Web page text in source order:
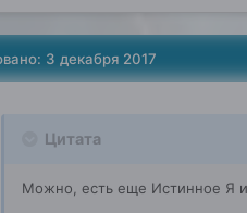
3 декабря 2017
Цитата
Можно, есть еще Истинное Я